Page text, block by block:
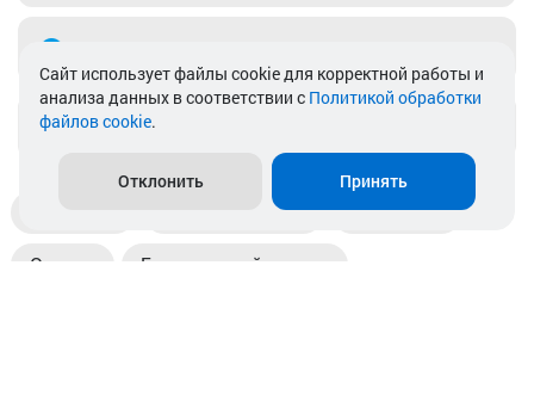
info@akkamulik.by
Пункты выдачи Магазины
Оплата Безналичный расчет
Cайт использует файлы cookie для корректной работы и
анализа данных в соответствии с Политикой обработки
файлов cookie.
Отклонить Принять